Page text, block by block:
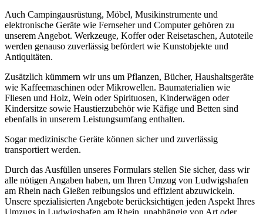
Auch Campingausrüstung, Möbel, Musikinstrumente und
elektronische Geräte wie Fernseher und Computer gehören zu
unserem Angebot. Werkzeuge, Koffer oder Reisetaschen, Autoteile
werden genauso zuverlässig befördert wie Kunstobjekte und
Antiquitäten.
Zusätzlich kümmern wir uns um Pflanzen, Bücher, Haushaltsgeräte
wie Kaffeemaschinen oder Mikrowellen. Baumaterialien wie
Fliesen und Holz, Wein oder Spirituosen, Kinderwägen oder
Kindersitze sowie Haustierzubehör wie Käfige und Betten sind
ebenfalls in unserem Leistungsumfang enthalten.
Sogar medizinische Geräte können sicher und zuverlässig
transportiert werden.
Durch das Ausfüllen unseres Formulars stellen Sie sicher, dass wir
alle nötigen Angaben haben, um Ihren Umzug von Ludwigshafen
am Rhein nach Gießen reibungslos und effizient abzuwickeln.
Unsere spezialisierten Angebote berücksichtigen jeden Aspekt Ihres
Umzugs in Ludwigshafen am Rhein, unabhängig von Art oder